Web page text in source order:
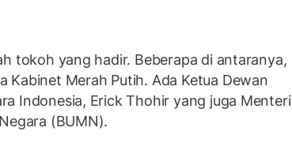
tokoh yang hadir. Beberapa di antaranya,
Kabinet Merah Putih. Ada Ketua Dewan
Indonesia, Erick Thohir yang juga Menteri
(BUMN).